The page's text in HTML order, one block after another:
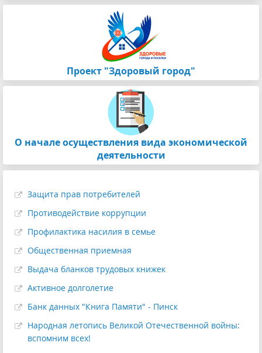
Проект "Здоровый город"
О начале осуществления вида экономической
деятельности
Защита прав потребителей
Противодействие коррупции
Профилактика насилия в семье
Общественная приемная
Выдача бланков трудовых книжек
Активное долголетие
Банк данных "Книга Памяти" - Пинск
Народная летопись Великой Отечественной войны:
вспомним всех!